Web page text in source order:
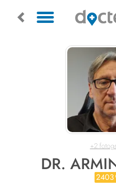
+2
DR.
2403